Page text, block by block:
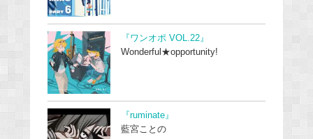
『ワンオポ VOL.22』
Wonderful★opportunity!
『ruminate』
藍宮ことの